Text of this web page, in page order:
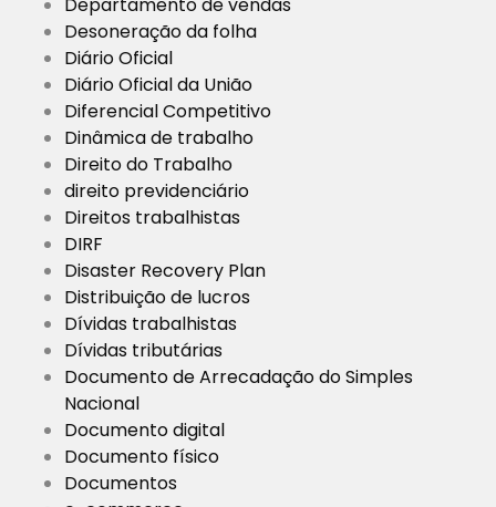
Desoneração da folha
Diário Oficial
Diário Oficial da União
Diferencial Competitivo
Dinâmica de trabalho
Direito do Trabalho
direito previdenciário
Direitos trabalhistas
DIRF
Disaster Recovery Plan
Distribuição de lucros
Dívidas trabalhistas
Dívidas tributárias
Documento de Arrecadação do Simples
Nacional
Documento digital
Documento físico
Documentos